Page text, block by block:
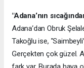
"Adana’nın
Adana’dan Obruk
Takoğlu ise,
Gerçekten çok güzel.